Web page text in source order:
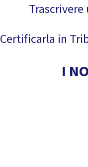
Certificarla in
I